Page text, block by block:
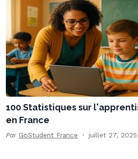
100 Statistiques sur
en France
Par GoStudent France juillet 27, 2025